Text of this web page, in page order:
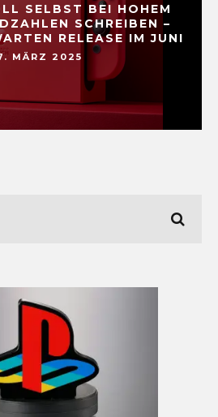
SELBST BEI HOHEM
SCHREIBEN –
RELEASE IM JUNI
MÄRZ 2025